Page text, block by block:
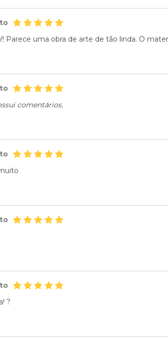
Parece uma obra de arte de tão linda. O
comentários.
?